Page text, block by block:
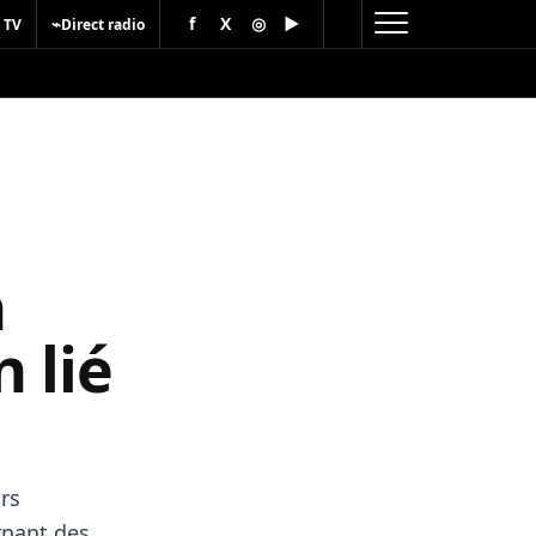
⌁Direct radio f X ◎ ▶
lié